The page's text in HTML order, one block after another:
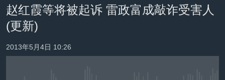
内
跳
转
到
港澳
国际
最新国际新闻
分类新闻
赵红霞等将被起诉 雷政富成敲诈受害人
(更新)
2013年5月4日 10:26